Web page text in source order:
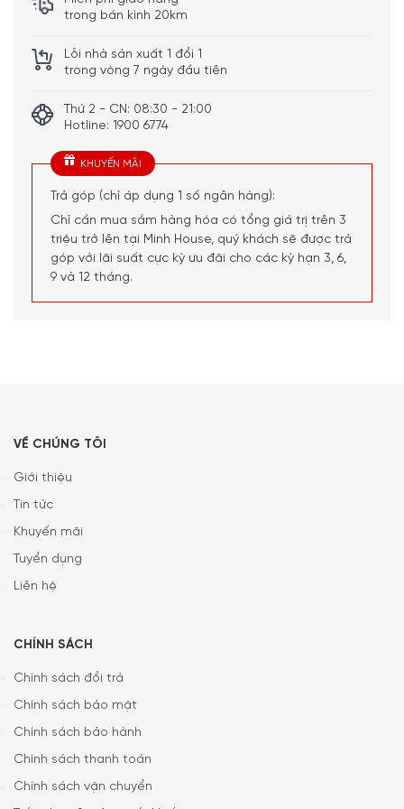
trong bộ ba Joseph Joseph 61064 có thể được dễ dàng
nhau một khoảng cách hợp lí để làm khô đồng đều.
An toàn với máy rửa bát
Người sử dụng có thể linh hoạt lựa chọn giữa việc tự vệ
sinh thớt bằng tay hoặc với máy rửa bát vì sản phẩm này
an toàn với máy rửa bát.
trong bán kính 20km
Lỗi nhà sản xuất 1 đổi 1
trong vòng 7 ngày đầu tiên
Thứ 2 - CN: 08:30 - 21:00
Hotline: 1900 6774
KHUYẾN MÃI
Trả góp (chỉ áp dụng 1 số ngân hàng):
Chỉ cần mua sắm hàng hóa có tổng giá trị trên 3
triệu trở lên tại Minh House, quý khách sẽ được trả
góp với lãi suất cực kỳ ưu đãi cho các kỳ hạn 3, 6,
9 và 12 tháng.
VỀ CHÚNG TÔI
Giới thiệu
Tin tức
Khuyến mãi
Tuyển dụng
Liên hệ
CHÍNH SÁCH
Chính sách đổi trả
Chính sách bảo mật
Chính sách bảo hành
Chính sách thanh toán
Chính sách vận chuyển